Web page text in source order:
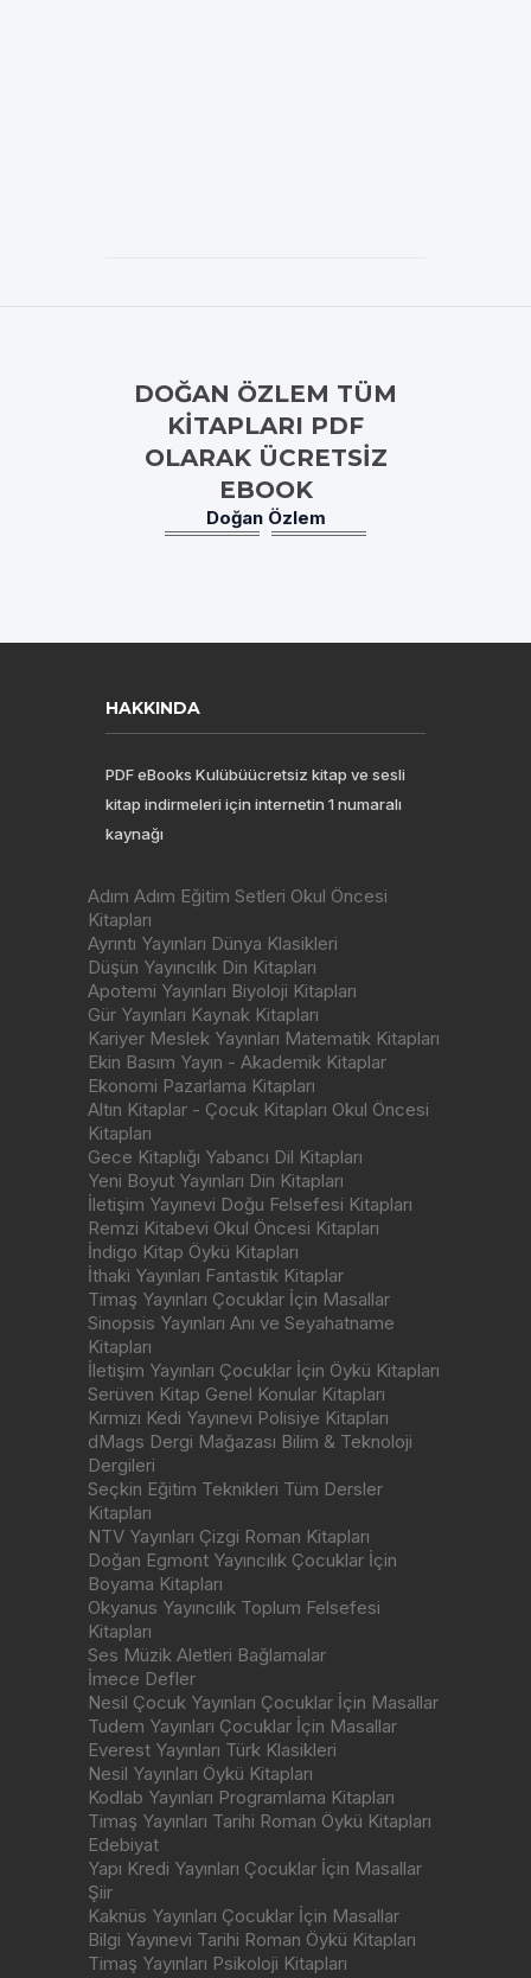
DOĞAN ÖZLEM TÜM
KITAPLARI PDF
OLARAK ÜCRETSIZ
EBOOK
Doğan Özlem
HAKKINDA
PDF eBooks Kulübüücretsiz kitap ve sesli
kitap indirmeleri için internetin 1 numaralı
kaynağı
Adım Adım Eğitim Setleri Okul Öncesi
Kitapları
Ayrıntı Yayınları Dünya Klasikleri
Düşün Yayıncılık Din Kitapları
Apotemi Yayınları Biyoloji Kitapları
Gür Yayınları Kaynak Kitapları
Kariyer Meslek Yayınları Matematik Kitapları
Ekin Basım Yayın - Akademik Kitaplar
Ekonomi Pazarlama Kitapları
Altın Kitaplar - Çocuk Kitapları Okul Öncesi
Kitapları
Gece Kitaplığı Yabancı Dil Kitapları
Yeni Boyut Yayınları Din Kitapları
İletişim Yayınevi Doğu Felsefesi Kitapları
Remzi Kitabevi Okul Öncesi Kitapları
İndigo Kitap Öykü Kitapları
İthaki Yayınları Fantastik Kitaplar
Timaş Yayınları Çocuklar İçin Masallar
Sinopsis Yayınları Anı ve Seyahatname
Kitapları
İletişim Yayınları Çocuklar İçin Öykü Kitapları
Serüven Kitap Genel Konular Kitapları
Kırmızı Kedi Yayınevi Polisiye Kitapları
dMags Dergi Mağazası Bilim & Teknoloji
Dergileri
Seçkin Eğitim Teknikleri Tüm Dersler
Kitapları
NTV Yayınları Çizgi Roman Kitapları
Doğan Egmont Yayıncılık Çocuklar İçin
Boyama Kitapları
Okyanus Yayıncılık Toplum Felsefesi
Kitapları
Ses Müzik Aletleri Bağlamalar
İmece Defler
Nesil Çocuk Yayınları Çocuklar İçin Masallar
Tudem Yayınları Çocuklar İçin Masallar
Everest Yayınları Türk Klasikleri
Nesil Yayınları Öykü Kitapları
Kodlab Yayınları Programlama Kitapları
Timaş Yayınları Tarihi Roman Öykü Kitapları
Edebiyat
Yapı Kredi Yayınları Çocuklar İçin Masallar
Şiir
Kaknüs Yayınları Çocuklar İçin Masallar
Bilgi Yayınevi Tarihi Roman Öykü Kitapları
Timaş Yayınları Psikoloji Kitapları